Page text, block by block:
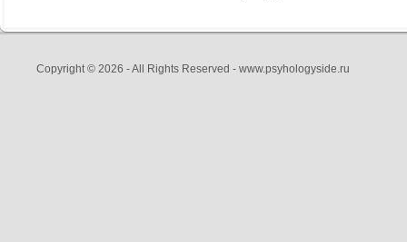
Copyright © 2026 - All Rights Reserved - www.psyhologyside.ru